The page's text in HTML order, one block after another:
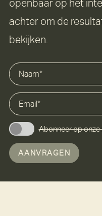
Abonneer op onze
AANVRAGEN
openbaar op het
achter om de
bekijken.